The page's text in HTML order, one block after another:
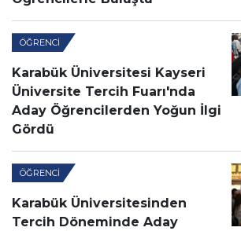
ÖĞRENCI
Karabük Üniversitesi Kayseri
Üniversite Tercih Fuarı'nda
Aday Öğrencilerden Yoğun İlgi
Gördü
ÖĞRENCI
Karabük Üniversitesinden
Tercih Döneminde Aday